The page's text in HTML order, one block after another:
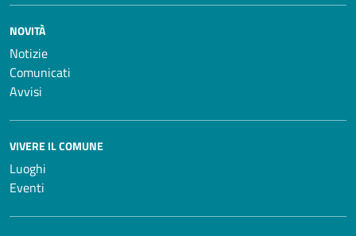
NOVITÀ
Notizie
Comunicati
Avvisi
VIVERE IL COMUNE
Luoghi
Eventi